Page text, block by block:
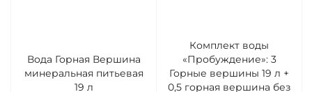
Вода Горная Вершина
минеральная питьевая
19 л
Комплект воды
«Пробуждение»: 3
Горные вершины 19 л +
0,5 горная вершина без